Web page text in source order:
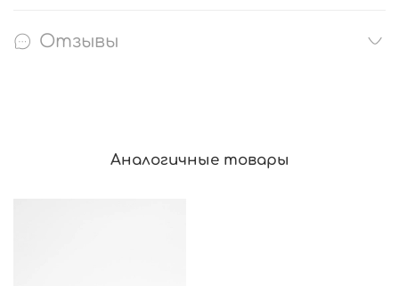
Отзывы
Аналогичные товары